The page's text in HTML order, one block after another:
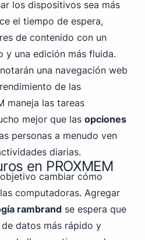
los dispositivos sea más
el tiempo de espera,
de contenido con un
y una edición más fluida.
una navegación web
de las
maneja las tareas
mejor que las opciones
personas a menudo ven
diarias.
en PROXMEM
cambiar cómo
computadoras. Agregar
rambrand se espera que
datos más rápido y